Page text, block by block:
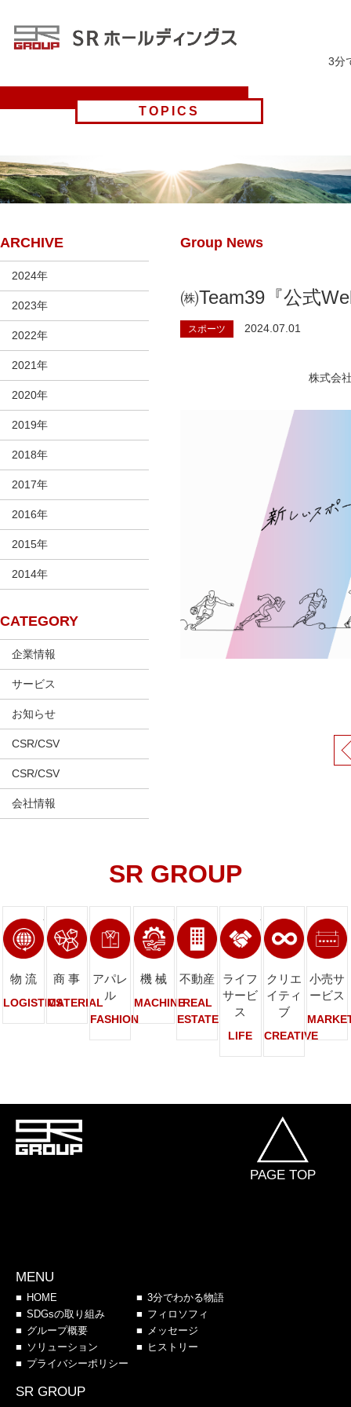
3分
TOPICS
Group News
㈱Team39『公式
スポーツ 2024.07.01
株式会
ARCHIVE
2024年
2023年
2022年
2021年
2020年
2019年
2018年
2017年
2016年
2015年
2014年
CATEGORY
企業情報
サービス
お知らせ
CSR/CSV
CSR/CSV
会社情報
SR GROUP
物 流
LOGISTICS
商 事
MATERIAL
アパレ
ル
FASHION
機 械
MACHINE
不動産
REAL
ESTATE
ライフ
サービ
ス
LIFE
クリエ
イティ
ブ
CREATIVE
小売サ
ービス
PAGE TOP
MENU
HOME
3分でわかる物語
SDGsの取り組み
フィロソフィ
グループ概要
メッセージ
ソリューション
ヒストリー
プライバシーポリシー
SR GROUP